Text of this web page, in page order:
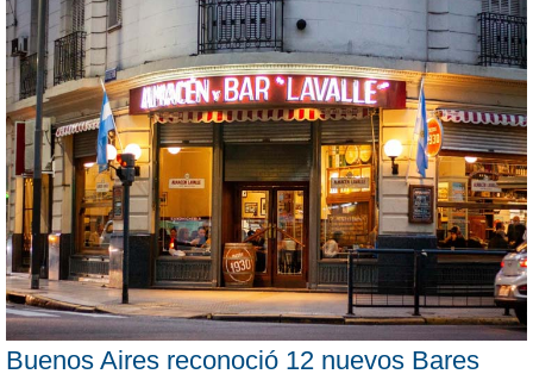
Buenos Aires reconoció 12 nuevos Bares